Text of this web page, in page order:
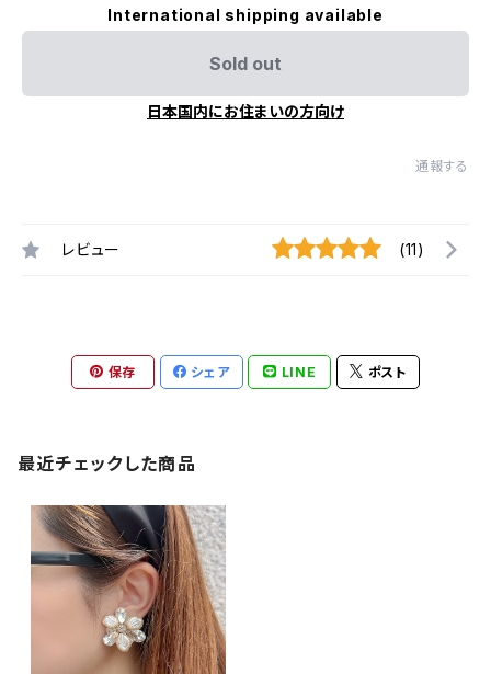
International shipping available
Sold out
日本国内にお住まいの方向け
通報する
レビュー (11)
保存 シェア LINE ポスト
最近チェックした商品